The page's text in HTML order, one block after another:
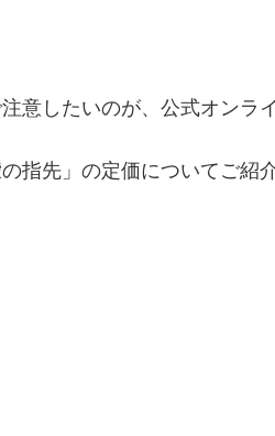
意したいのが、公式オンラ
指先」の定価についてご紹